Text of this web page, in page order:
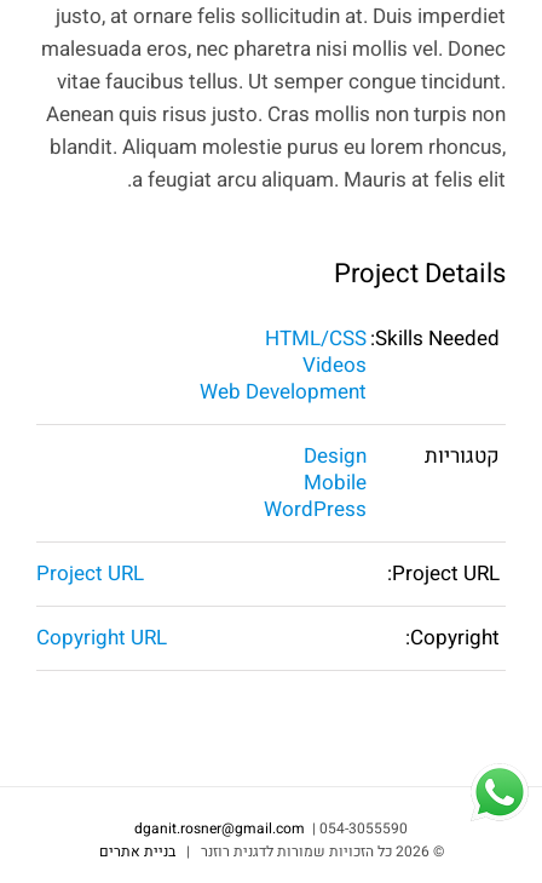
justo, at ornare felis sollicitudin at. Duis imperdiet
malesuada eros, nec pharetra nisi mollis vel. Donec
vitae faucibus tellus. Ut semper congue tincidunt.
Aenean quis risus justo. Cras mollis non turpis non
blandit. Aliquam molestie purus eu lorem rhoncus,
a feugiat arcu aliquam. Mauris at felis elit.
Project Details
Skills Needed:
HTML/CSS
Videos
Web Development
קטגוריות
Design
Mobile
WordPress
Project URL:
Project URL
Copyright:
Copyright URL
054-3055590 |
dganit.rosner@gmail.com
©2026 כל הזכויות שמורות לדגנית רוזנר | בניית אתרים